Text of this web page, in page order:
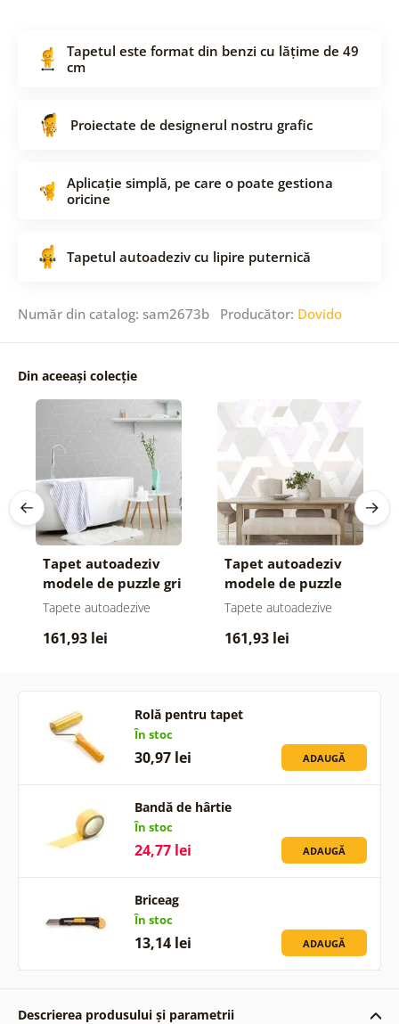
Tapetul este format din benzi cu lățime de 49
cm
Proiectate de designerul nostru grafic
Aplicație simplă, pe care o poate gestiona
oricine
Tapetul autoadeziv cu lipire puternică
Număr din catalog: sam2673b Producător: Dovido
Din aceeași colecție
Tapet autoadeziv
modele de puzzle gri
Tapete autoadezive
161,93 lei
Tapet autoadeziv
modele de puzzle
pastelate
Tapete autoadezive
161,93 lei
Rolă pentru tapet
În stoc
30,97 lei ADAUGĂ
Bandă de hârtie
În stoc
24,77 lei ADAUGĂ
Briceag
În stoc
13,14 lei ADAUGĂ
Descrierea produsului și parametrii